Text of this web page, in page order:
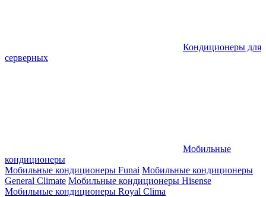
Кондиционеры для
серверных
Мобильные
кондиционеры
Мобильные кондиционеры Funai Мобильные кондиционеры
General Climate Мобильные кондиционеры Hisense
Мобильные кондиционеры Royal Clima